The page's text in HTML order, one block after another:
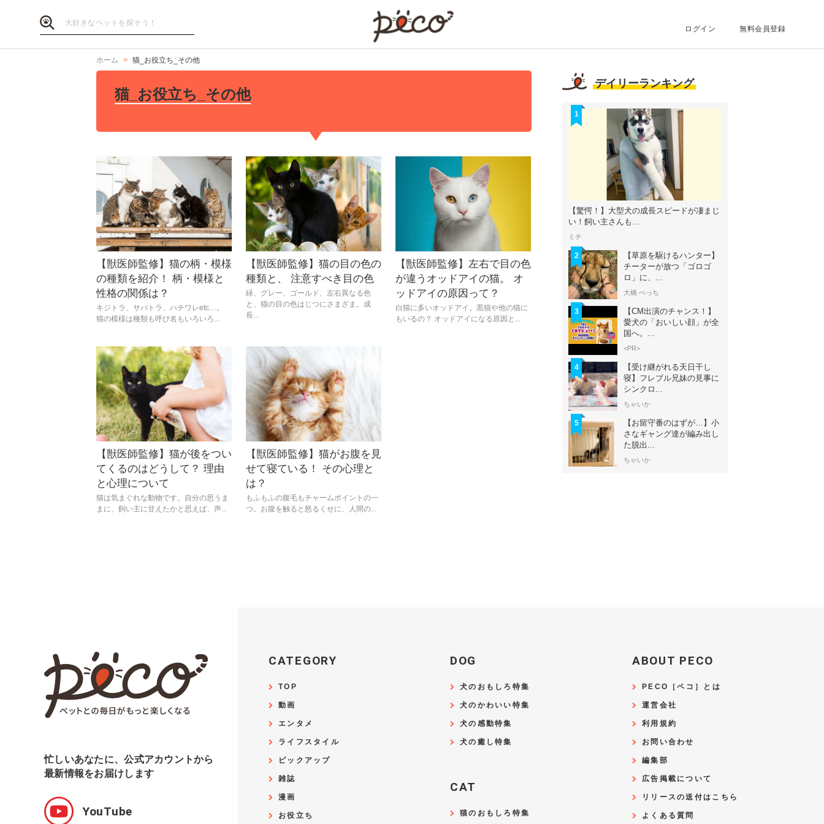
ログイン 無料会員登録
ホーム 猫_お役立ち_その他
猫_お役立ち_その他
【獣医師監修】猫の柄・模様
の種類を紹介！ 柄・模様と
性格の関係は？
キジトラ、サバトラ、ハチワレetc…。
猫の模様は種類も呼び名もいろいろ...
【獣医師監修】猫の目の色の
種類と、 注意すべき目の色
緑、グレー、ゴールド、左右異なる色
と、猫の目の色はじつにさまざま。成
長...
【獣医師監修】左右で目の色
が違うオッドアイの猫。 オ
ッドアイの原因って？
白猫に多いオッドアイ。黒猫や他の猫に
もいるの？ オッドアイになる原因と...
【獣医師監修】猫が後をつい
てくるのはどうして？ 理由
と心理について
猫は気まぐれな動物です。自分の思うま
まに、飼い主に甘えたかと思えば、声...
【獣医師監修】猫がお腹を見
せて寝ている！ その心理と
は？
もふもふの腹毛もチャームポイントの一
つ。お腹を触ると怒るくせに、人間の...
デイリーランキング
1
【驚愕！】大型犬の成長スピードが凄まじ
い！飼い主さんも...
ミチ
2
【草原を駆けるハンター】
チーターが放つ「ゴロゴ
ロ」に、...
大橋 ぺっち
3
【CM出演のチャンス！】
愛犬の「おいしい顔」が全
国へ。...
<PR>
4
【受け継がれる天日干し
寝】フレブル兄妹の見事に
シンクロ...
ちゃいか
5
【お留守番のはずが…】小
さなギャング達が編み出し
た脱出...
ちゃいか
忙しいあなたに、公式アカウントから
最新情報をお届けします
YouTube
CATEGORY
TOP
動画
エンタメ
ライフスタイル
ピックアップ
雑誌
漫画
お役立ち
DOG
犬のおもしろ特集
犬のかわいい特集
犬の感動特集
犬の癒し特集
CAT
猫のおもしろ特集
ABOUT PECO
PECO［ペコ］とは
運営会社
利用規約
お問い合わせ
編集部
広告掲載について
リリースの送付はこちら
よくある質問